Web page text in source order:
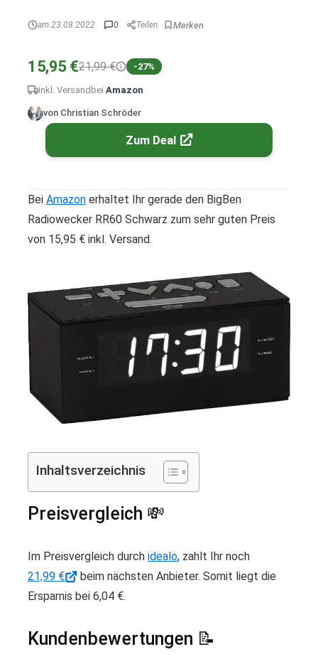
am 23.08.2022 0 Teilen
15,95 €21,99 € -27%
inkl. Versand bei Amazon
von Christian Schröder
Zum Deal
Bei Amazon erhaltet Ihr gerade den BigBen
Radiowecker RR60 Schwarz zum sehr guten Preis
von 15,95 € inkl. Versand.
Inhaltsverzeichnis
Preisvergleich 💸
Im Preisvergleich durch idealo, zahlt Ihr noch
21,99 €
beim nächsten Anbieter. Somit liegt die
Ersparnis bei 6,04 €.
Kundenbewertungen 📝